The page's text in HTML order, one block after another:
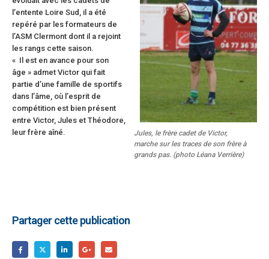
Jules, le frère cadet de Victor,
marche sur les traces de son frère à
grands pas. (photo Léana Verrière)
l’entente Loire Sud, il a été
repéré par les formateurs de
l’ASM Clermont dont il a rejoint
les rangs cette saison.
« Il est en avance pour son
âge » admet Victor qui fait
partie d’une famille de sportifs
dans l’âme, où l’esprit de
compétition est bien présent
entre Victor, Jules et Théodore,
leur frère aîné.
Partager cette publication